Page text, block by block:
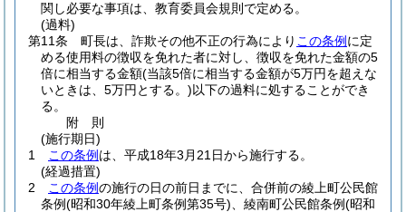
関し必要な事項は、教育委員会規則で定める。
(過料)
第11条
町長は、詐欺その他不正の行為により この条例 に定
める使用料の徴収を免れた者に対し、徴収を免れた金額の5
倍に相当する金額(当該5倍に相当する金額が5万円を超えな
いときは、5万円とする。)以下の過料に処することができ
る。
附 則
(施行期日)
1
この条例 は、平成18年3月21日から施行する。
(経過措置)
2
この条例の施行の日の前日までに、合併前の綾上町公民館
条例(昭和30年綾上町条例第35号) 、綾南町公民館条例(昭和